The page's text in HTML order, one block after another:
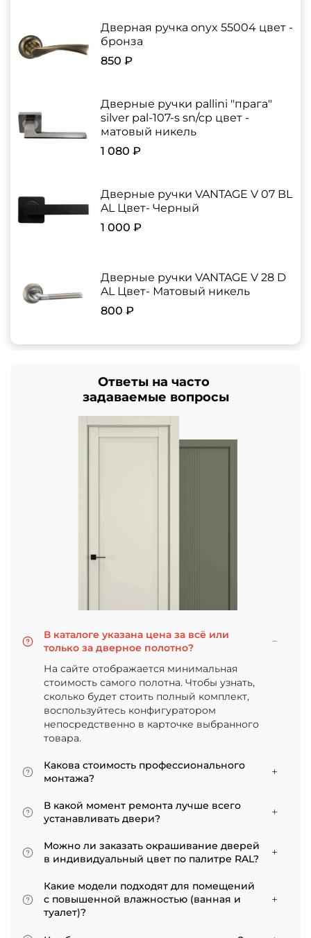
Дверная ручка onyx 55004 цвет -
бронза
850 ₽
Дверные ручки pallini "прага"
silver pal-107-s sn/cp цвет -
матовый никель
1 080 ₽
Дверные ручки VANTAGE V 07 BL
AL Цвет- Черный
1 000 ₽
Дверные ручки VANTAGE V 28 D
AL Цвет- Матовый никель
800 ₽
Ответы на часто
задаваемые вопросы
В каталоге указана цена за всё или
только за дверное полотно?
На сайте отображается минимальная
стоимость самого полотна. Чтобы узнать,
сколько будет стоить полный комплект,
воспользуйтесь конфигуратором
непосредственно в карточке выбранного
товара.
Какова стоимость профессионального
монтажа?
Итоговая сумма зависит от типа отделки
двери и габаритов проема. Минимальная
цена за установку стандартной двери с
покрытием «экошпон» начинается от 5000
рублей.
В какой момент ремонта лучше всего
устанавливать двери?
Мы советуем приступать к монтажу после
того, как уложено напольное покрытие. В
противном случае из-за изменения уровня
пола полотно может не подойти по высоте, и
его придется подрезать. Оптимально ставить
двери по окончании всех отделочных работ.
Можно ли заказать окрашивание дверей
в индивидуальный цвет по палитре RAL?
ассортименте представлены эмалированные
модели от разных фабрик
Какие модели подходят для помещений
с повышенной влажностью (ванная и
туалет)?